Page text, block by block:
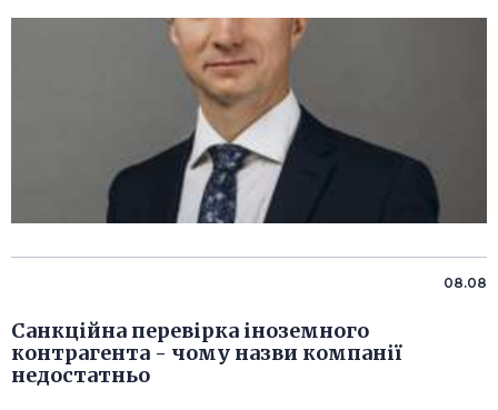
08.08
Санкційна перевірка іноземного
контрагента - чому назви компанії
недостатньо